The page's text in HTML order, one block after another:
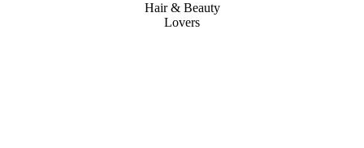
Hair & Beauty
Lovers